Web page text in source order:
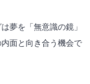
夢を「無意識の鏡」
面と向き合う機会で